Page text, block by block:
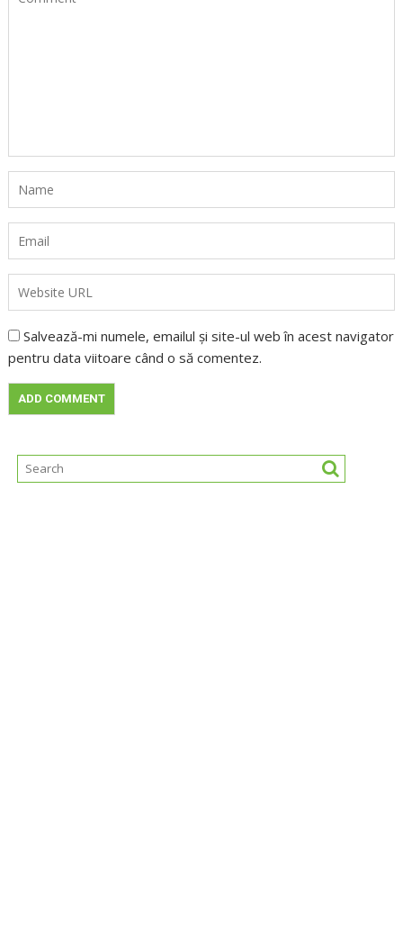
Salvează-mi numele, emailul și site-ul web în acest navigator
pentru data viitoare când o să comentez.